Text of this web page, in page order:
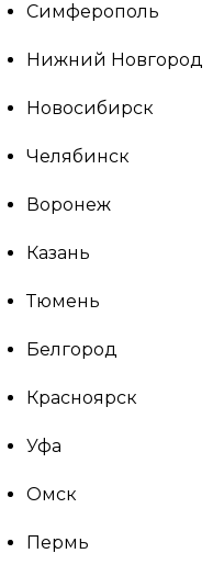
Симферополь
Нижний Новгород
Новосибирск
Челябинск
Воронеж
Казань
Тюмень
Белгород
Красноярск
Уфа
Омск
Пермь